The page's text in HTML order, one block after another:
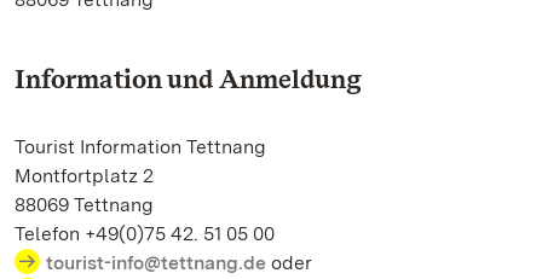
Information und Anmeldung
Tourist Information Tettnang
Montfortplatz 2
88069 Tettnang
Telefon +49(0)75 42. 51 05 00
tourist-info@tettnang.de oder